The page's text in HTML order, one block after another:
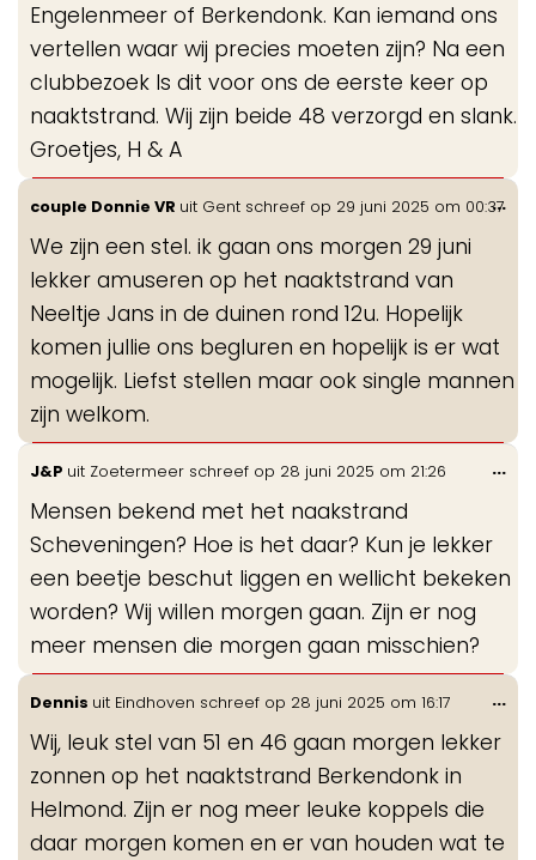
Engelenmeer of Berkendonk. Kan iemand ons
vertellen waar wij precies moeten zijn? Na een
clubbezoek Is dit voor ons de eerste keer op
naaktstrand. Wij zijn beide 48 verzorgd en slank.
Groetjes, H & A
couple Donnie VR uit Gent schreef op 29 juni 2025 om 00:37
We zijn een stel. ik gaan ons morgen 29 juni
lekker amuseren op het naaktstrand van
Neeltje Jans in de duinen rond 12u. Hopelijk
komen jullie ons begluren en hopelijk is er wat
mogelijk. Liefst stellen maar ook single mannen
zijn welkom.
...
J&P uit Zoetermeer schreef op 28 juni 2025 om 21:26
Mensen bekend met het naakstrand
Scheveningen? Hoe is het daar? Kun je lekker
een beetje beschut liggen en wellicht bekeken
worden? Wij willen morgen gaan. Zijn er nog
meer mensen die morgen gaan misschien?
...
Dennis uit Eindhoven schreef op 28 juni 2025 om 16:17
Wij, leuk stel van 51 en 46 gaan morgen lekker
zonnen op het naaktstrand Berkendonk in
Helmond. Zijn er nog meer leuke koppels die
daar morgen komen en er van houden wat te
...